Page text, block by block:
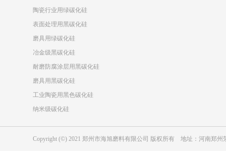
陶瓷行业用绿碳化硅
表面处理用黑碳化硅
磨具用绿碳化硅
冶金级黑碳化硅
耐磨防腐涂层用黑碳化硅
磨具用黑碳化硅
工业陶瓷用黑色碳化硅
纳米级碳化硅
Copyright (©) 2021 郑州市海旭磨料有限公司 版权所有 地址：河南郑